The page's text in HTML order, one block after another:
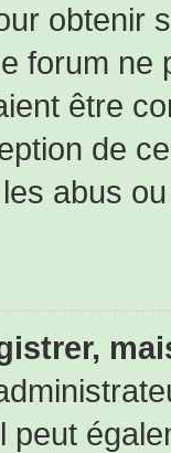
obtenir
forum
être
de
abus
peut